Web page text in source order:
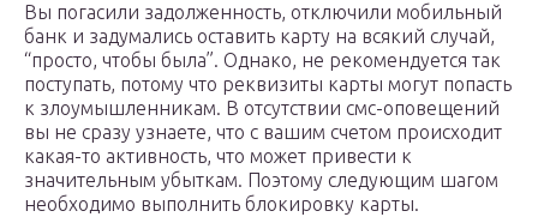
Вы погасили задолженность, отключили мобильный
банк и задумались оставить карту на всякий случай,
“просто, чтобы была”. Однако, не рекомендуется так
поступать, потому что реквизиты карты могут попасть
к злоумышленникам. В отсутствии смс-оповещений
вы не сразу узнаете, что с вашим счетом происходит
какая-то активность, что может привести к
значительным убыткам. Поэтому следующим шагом
необходимо выполнить блокировку карты.